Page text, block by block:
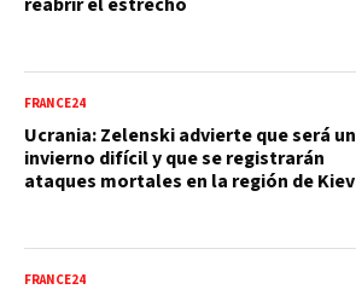
FRANCE24
Ucrania: Zelenski advierte que será un
invierno difícil y que se registrarán
ataques mortales en la región de Kiev
FRANCE24